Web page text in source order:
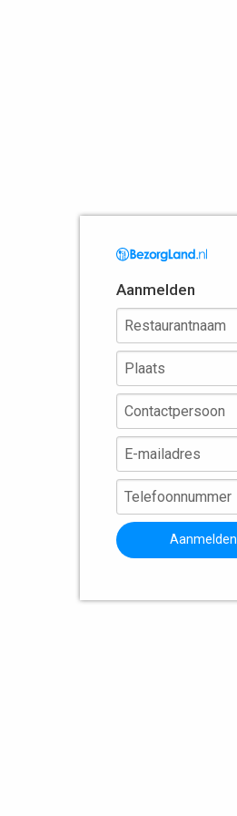
Aanmelden
Aanmelden